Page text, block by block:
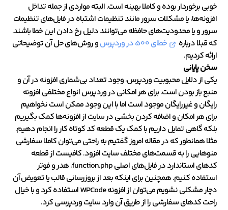
خوبی برخوردار بوده و کاملا بهینه است. البته مواردی از جمله تداخل
افزونه‌ها، یا مشکلات سرور مانند تنظیمات اشتباه در فایل‌های تنظیمات
سرور و یا محدودیت‌های حافظه می‌توانند دلیل رخ دادن این خطا باشند.
که قبلا درباره
خطای 500 در وردپرس
و روش‌های حل آن توضیحاتی
ارائه کردیم.
سخن پایانی
یکی از دلایل محبوبیت وردپرس، وجود تعداد بی‌شماری افزونه در آن و
منبع باز بودن است. برای هر امکانی در وردپرس انواع مختلفی افزونه
رایگان و غیررایگان موجود است اما با این وجود ممکن است نخواهیم
برای هر امکان و اضافه کردن بخشی در سایت از افزونه‌ها کمک بگیریم
بلکه گاهی تمایل داریم با کمک یک قطعه کد کوتاه کار را انجام دهیم.
مثلا همانطور که در مقاله امروز گفتیم به راحتی می‌توان کاملا سفارشی
منوهایی را به قسمت‌های مختلف سایت افزود. کافیست از قطعه
کدهای استاندارد در فایل‌های اصلی function.php، هدر و فوتر
استفاده کنیم. همچنین برای اینکه بعد از بروزرسانی قالب یا تعویض آن
دچار مشکلی نشویم می‌توان از افزونه WPCode استفاده کرد و با خیال
راحت کدهای سفارشی را از طریق آن وارد سایت وردپرسی کرد.